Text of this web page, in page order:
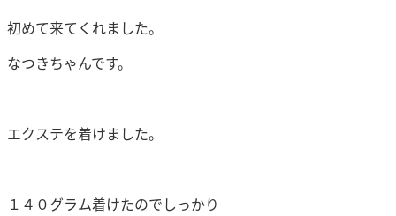
初めて来てくれました。
なつきちゃんです。
エクステを着けました。
１４０グラム着けたのでしっかり